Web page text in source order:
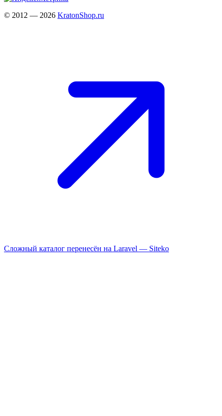
© 2012 — 2026 KratonShop.ru
Сложный каталог перенесён на Laravel — Siteko